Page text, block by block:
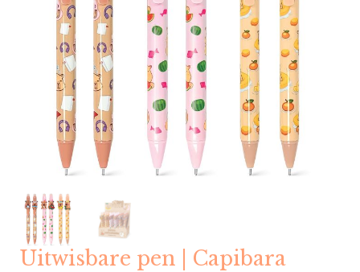
Uitwisbare pen | Capibara